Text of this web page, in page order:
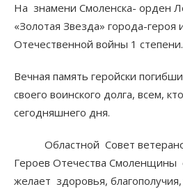
На знамени Смоленска- орден
«Золотая Звезда» города-
Отечественной войны 1 степени.
Вечная память геройски
своего воинского долга, всем,
сегодняшнего дня.
Областной Совет
Героев Отечества Смоленщины
желает здоровья,